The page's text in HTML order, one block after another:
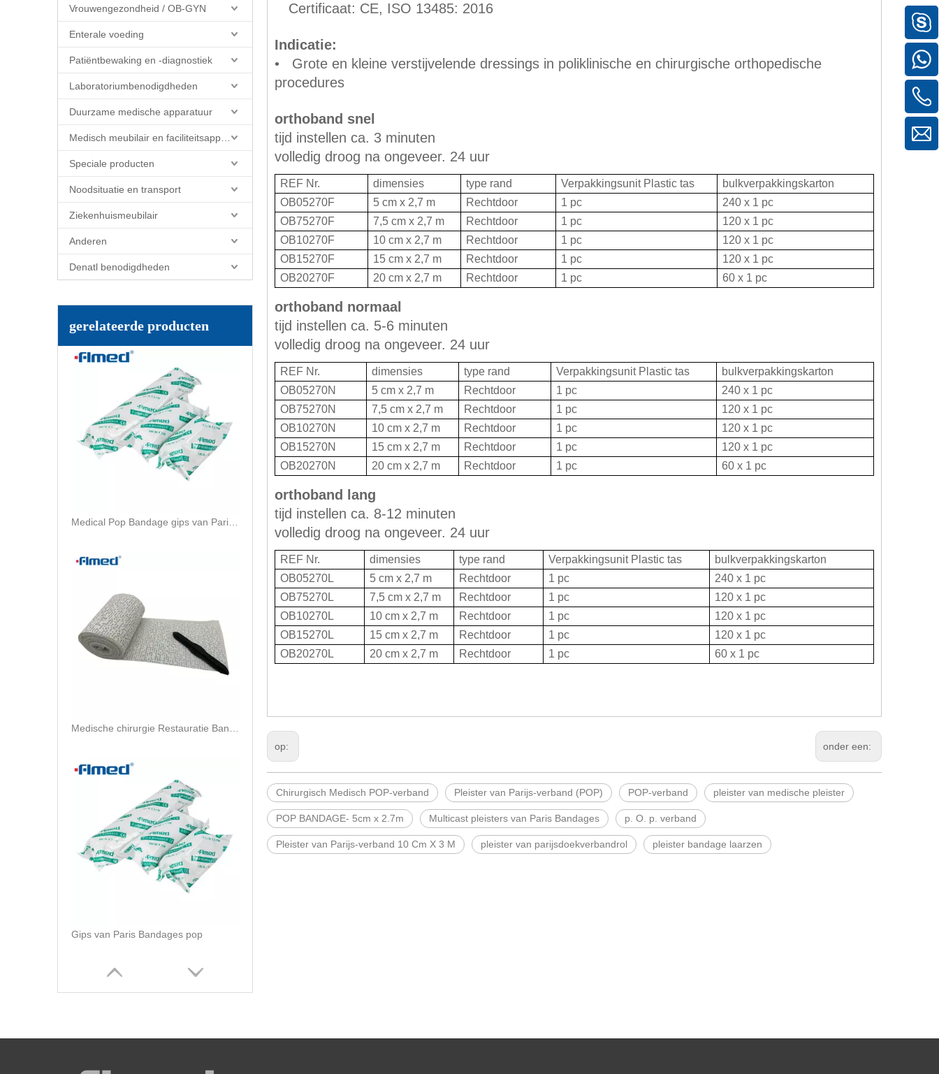
Vrouwengezondheid / OB-GYN
Enterale voeding
Patiëntbewaking en -diagnostiek
Laboratoriumbenodigdheden
Duurzame medische apparatuur
Speciale producten
Noodsituatie en transport
Ziekenhuismeubilair
Anderen
Denatl benodigdheden
gerelateerde producten
Gips van Paris Bandages pop
Certificaat: CE, ISO 13485: 2016
Indicatie:
• Grote en kleine verstijvelende dressings in poliklinische en chirurgische orthopedische
procedures
orthoband snel
tijd instellen ca. 3 minuten
volledig droog na ongeveer. 24 uur
REF Nr. dimensies type rand Verpakkingsunit Plastic tas
bulkverpakkingskarton
OB05270F
5 cm x 2,7 m Rechtdoor 1 pc
240 x 1 pc
OB75270F
7,5 cm x 2,7 m Rechtdoor 1 pc
120 x 1 pc
OB10270F
10 cm x 2,7 m Rechtdoor 1 pc
120 x 1 pc
OB15270F
15 cm x 2,7 m Rechtdoor 1 pc
120 x 1 pc
OB20270F
20 cm x 2,7 m Rechtdoor 1 pc 60 x 1 pc
orthoband normaal
tijd instellen ca. 5-6 minuten
volledig droog na ongeveer. 24 uur
REF Nr. dimensies type rand Verpakkingsunit Plastic tas
bulkverpakkingskarton
OB05270N
5 cm x 2,7 m Rechtdoor 1 pc
240 x 1 pc
OB75270N
7,5 cm x 2,7 m Rechtdoor 1 pc
120 x 1 pc
OB10270N
10 cm x 2,7 m Rechtdoor 1 pc
120 x 1 pc
OB15270N
15 cm x 2,7 m Rechtdoor 1 pc
120 x 1 pc
OB20270N
20 cm x 2,7 m Rechtdoor 1 pc 60 x 1 pc
orthoband lang
tijd instellen ca. 8-12 minuten
volledig droog na ongeveer. 24 uur
REF Nr. dimensies type rand Verpakkingsunit Plastic tas
bulkverpakkingskarton
OB05270L
5 cm x 2,7 m Rechtdoor 1 pc
240 x 1 pc
OB75270L
7,5 cm x 2,7 m Rechtdoor 1 pc
120 x 1 pc
OB10270L
10 cm x 2,7 m Rechtdoor 1 pc
120 x 1 pc
OB15270L
15 cm x 2,7 m Rechtdoor 1 pc
120 x 1 pc
OB20270L
20 cm x 2,7 m Rechtdoor 1 pc 60 x 1 pc
op: onder een:
Chirurgisch Medisch POP-verband Pleister van Parijs-verband (POP) POP-verband pleister van medische pleister
POP BANDAGE- 5cm x 2.7m Multicast pleisters van Paris Bandages p. O. p. verband
Pleister van Parijs-verband 10 Cm X 3 M pleister van parijsdoekverbandrol pleister bandage laarzen